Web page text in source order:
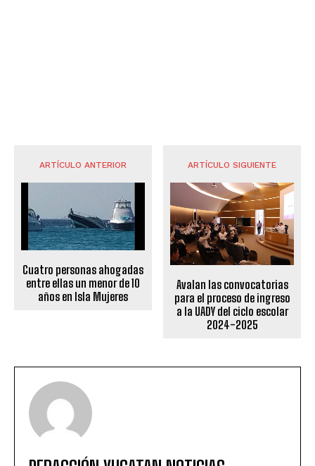
ARTÍCULO ANTERIOR
Cuatro personas ahogadas
entre ellas un menor de 10
años en Isla Mujeres
ARTÍCULO SIGUIENTE
Avalan las convocatorias
para el proceso de ingreso
a la UADY del ciclo escolar
2024-2025